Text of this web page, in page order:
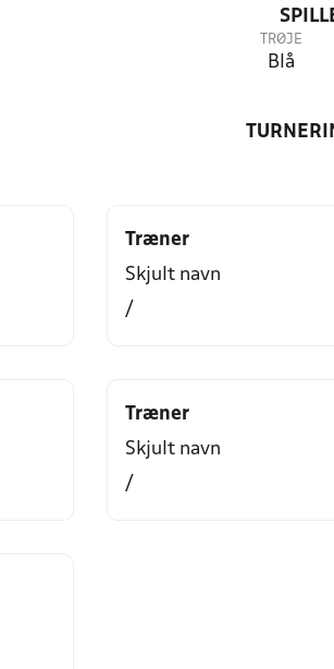
TRØJE
Blå
Træner
Skjult navn
/
Træner
Skjult navn
/